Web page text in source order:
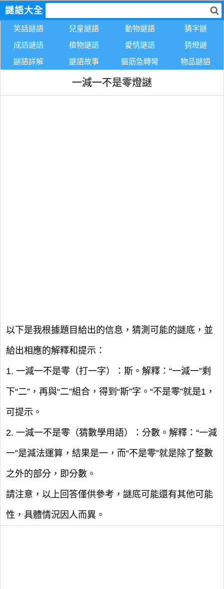
謎語大全
笑話謎語 兒童謎語 動物謎語
猜字謎
成語謎語
植物謎語 愛情謎語
猜燈謎
謎語詳解
謎語故事 腦筋急轉彎 物品謎語
一減一不是零燈謎
以下是我根據題目給出的信息，猜測可能的謎底，並
給出相應的解釋和提示：
1. 一減一不是零（打一字）：斯。解釋：“一減一”剩
下“二”，再與“二”組合，得到“斯”字。“不是零”就是1，
可提示。
2. 一減一不是零（猜數學用語）：分數。解釋：“一減
一”是減法運算，結果是一，而“不是零”就是除了整數
之外的部分，即分數。
請注意，以上回答僅供參考，謎底可能還有其他可能
性，具體情況因人而異。